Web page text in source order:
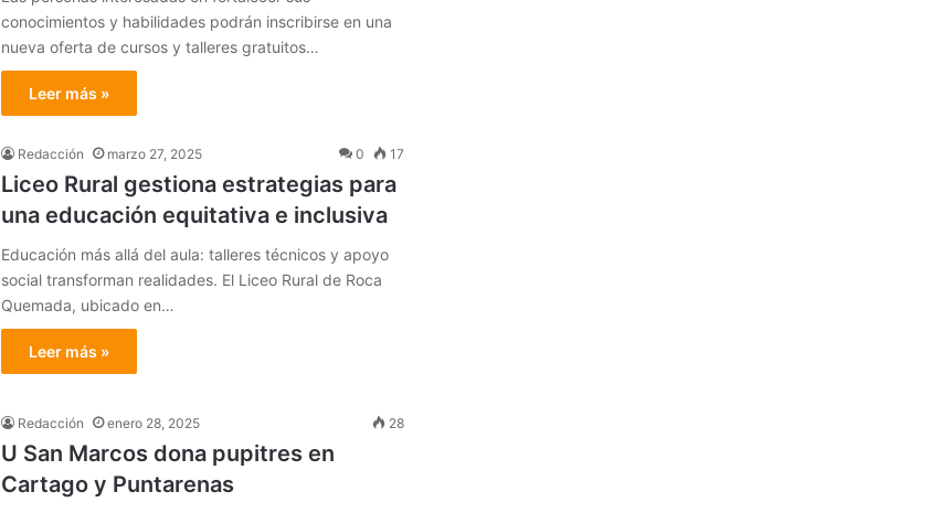
conocimientos y habilidades podrán inscribirse en una
nueva oferta de cursos y talleres gratuitos…
Leer más »
Redacción marzo 27, 2025 0 17
Liceo Rural gestiona estrategias para
una educación equitativa e inclusiva
Educación más allá del aula: talleres técnicos y apoyo
social transforman realidades. El Liceo Rural de Roca
Quemada, ubicado en…
Leer más »
Redacción enero 28, 2025 28
U San Marcos dona pupitres en
Cartago y Puntarenas